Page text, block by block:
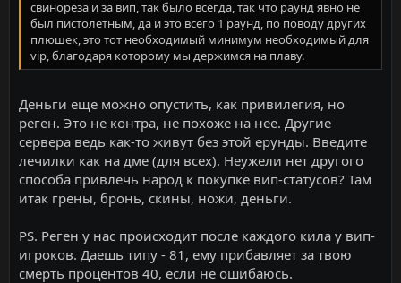
свинореза и за вип, так было всегда, так что раунд явно не
был пистолетным, да и это всего 1 раунд, по поводу других
плюшек, это тот необходимый минимум необходимый для
vip, благодаря которому мы держимся на плаву.
Деньги еще можно опустить, как привилегия, но
реген. Это не контра, не похоже на нее. Другие
сервера ведь как-то живут без этой ерунды. Введите
лечилки как на дме (для всех). Неужели нет другого
способа привлечь народ к покупке вип-статусов? Там
итак грены, бронь, скины, ножи, деньги.
PS. Реген у нас происходит после каждого кила у вип-
игроков. Даешь типу - 81, ему прибавляет за твою
смерть процентов 40, если не ошибаюсь.